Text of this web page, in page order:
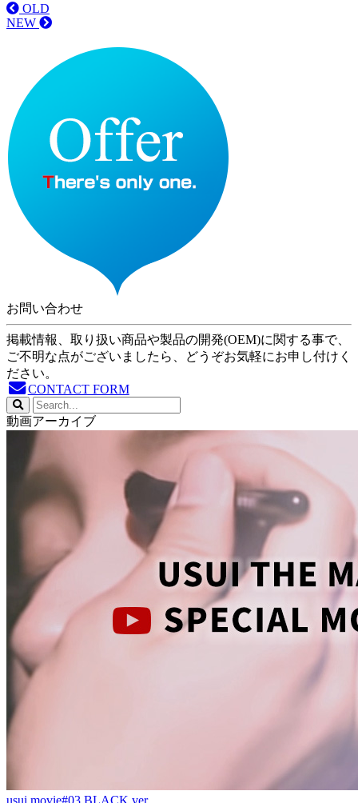
OLD
NEW
お問い合わせ
掲載情報、取り扱い商品や製品の開発(OEM)に関する事で、
ご不明な点がございましたら、どうぞお気軽にお申し付けく
ださい。
CONTACT FORM
動画アーカイブ
usui movie#03 BLACK ver.